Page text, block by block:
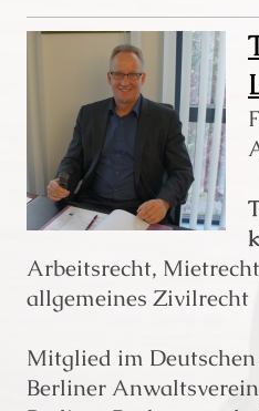
Arbeitsrecht,
allgemeines Zivilrecht
Mitglied im
Berliner